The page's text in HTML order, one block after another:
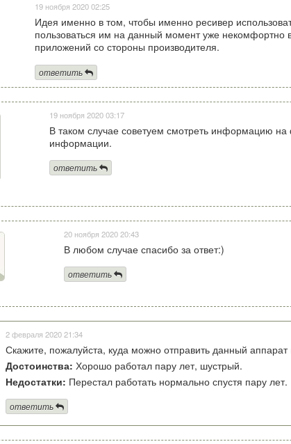
19 ноября 2020 02:25
Идея именно в том, чтобы именно ресивер
пользоваться им на данный момент уже
приложений со стороны производителя.
ответить
19 ноября 2020 03:17
В таком случае советуем смотреть информацию
информации.
ответить
20 ноября 2020 20:43
В любом случае спасибо за ответ:)
ответить
2 февраля 2020 21:34
Скажите, пожалуйста, куда можно отправить данный
Достоинства: Хорошо работал пару лет, шустрый.
Недостатки: Перестал работать нормально спустя пару
ответить